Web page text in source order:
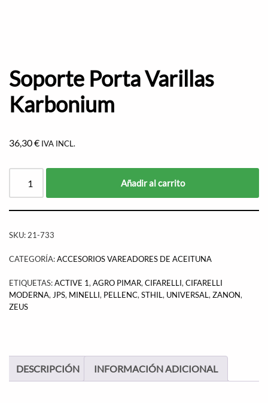
Soporte Porta Varillas
Karbonium
36,30€ IVA INCL.
Añadir al carrito
SKU: 21-733
CATEGORÍA:ACCESORIOS VAREADORES DE ACEITUNA
ETIQUETAS:ACTIVE 1, AGRO PIMAR, CIFARELLI, CIFARELLI
MODERNA, JPS, MINELLI, PELLENC, STHIL, UNIVERSAL, ZANON,
ZEUS
DESCRIPCIÓN INFORMACIÓN ADICIONAL